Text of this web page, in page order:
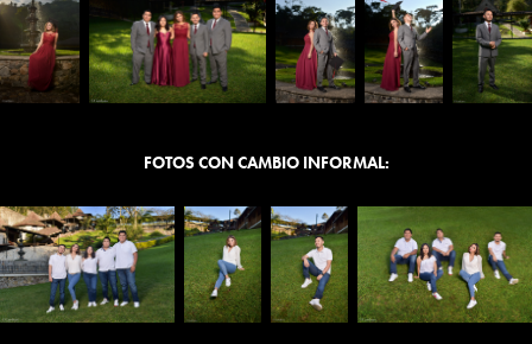
FOTOS CON CAMBIO INFORMAL: